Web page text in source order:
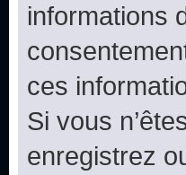
informations
ces
Si vous
enregistrez